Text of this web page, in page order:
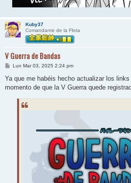
Kuby37
Comandante de la Flota
V Guerra de Bandas
M
n
a
Lun Mar 03, 2025 2:24 pm
Ya que me habéis hecho actualizar los
momento de que la V Guerra quede